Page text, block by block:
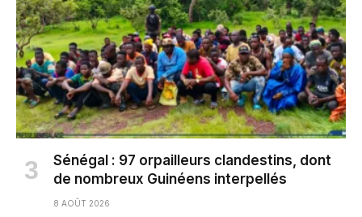
Sénégal : 97 orpailleurs clandestins, dont
de nombreux Guinéens interpellés
8 AOÛT 2026